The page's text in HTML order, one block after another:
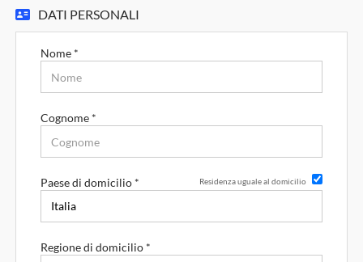
DATI PERSONALI
Nome *
Cognome *
Paese di domicilio * Residenza uguale al domicilio
Regione di domicilio *